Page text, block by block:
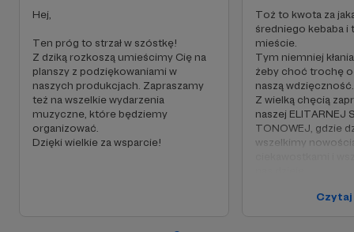
Hej,
Ten próg to strzał w szóstkę!
Z dziką rozkoszą umieścimy Cię na
planszy z podziękowaniami w
naszych produkcjach. Zapraszamy
też na wszelkie wydarzenia
muzyczne, które będziemy
organizować.
Dzięki wielkie za wsparcie!
Toż to kwota za
średniego kebaba i
mieście.
Tym niemniej
żeby choć trochę
naszą wdzięczność.
Z wielką chęcią
naszej ELITARNEJ
TONOWEJ, gdzie
wszelkimy
gdzie na pewno